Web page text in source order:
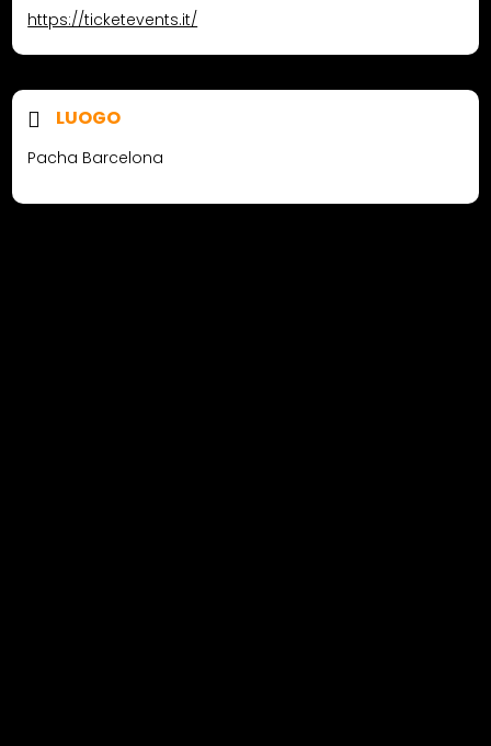
https://ticketevents.it/
LUOGO
Pacha Barcelona